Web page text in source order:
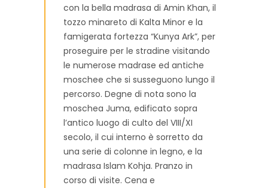
con la bella madrasa di Amin Khan, il
tozzo minareto di Kalta Minor e la
famigerata fortezza “Kunya Ark”, per
proseguire per le stradine visitando
le numerose madrase ed antiche
moschee che si susseguono lungo il
percorso. Degne di nota sono la
moschea Juma, edificato sopra
l’antico luogo di culto del VIII/XI
secolo, il cui interno è sorretto da
una serie di colonne in legno, e la
madrasa Islam Kohja. Pranzo in
corso di visite. Cena e